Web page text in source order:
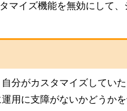
マイズ機能を無効にして
分がカスタマイズしてい
用に支障がないかどうか